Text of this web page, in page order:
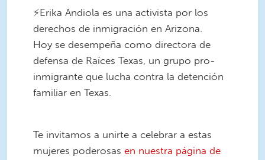
⚡️Erika Andiola es una activista por los
derechos de inmigración en Arizona.
Hoy se desempeña como directora de
defensa de Raíces Texas, un grupo pro-
inmigrante que lucha contra la detención
familiar en Texas.
Te invitamos a unirte a celebrar a estas
mujeres poderosas en nuestra página de